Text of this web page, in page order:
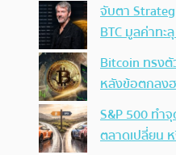
จับตา
BTC มูลค่าท
Bitcoin ทรง
หลังข้อตกลง
S&P 500 ทำ
ตลาดเปลี่ยน